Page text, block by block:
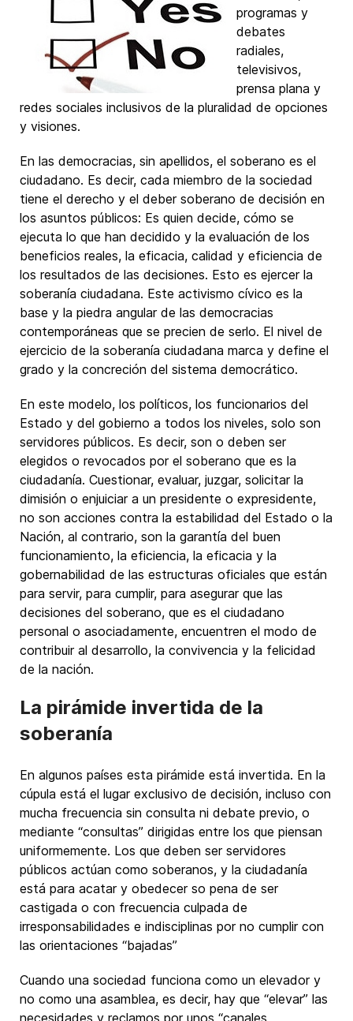
programas y
debates
radiales,
televisivos,
prensa plana y
redes sociales inclusivos de la pluralidad de opciones
y visiones.
En las democracias, sin apellidos, el soberano es el
ciudadano. Es decir, cada miembro de la sociedad
tiene el derecho y el deber soberano de decisión en
los asuntos públicos: Es quien decide, cómo se
ejecuta lo que han decidido y la evaluación de los
beneficios reales, la eficacia, calidad y eficiencia de
los resultados de las decisiones. Esto es ejercer la
soberanía ciudadana. Este activismo cívico es la
base y la piedra angular de las democracias
contemporáneas que se precien de serlo. El nivel de
ejercicio de la soberanía ciudadana marca y define el
grado y la concreción del sistema democrático.
En este modelo, los políticos, los funcionarios del
Estado y del gobierno a todos los niveles, solo son
servidores públicos. Es decir, son o deben ser
elegidos o revocados por el soberano que es la
ciudadanía. Cuestionar, evaluar, juzgar, solicitar la
dimisión o enjuiciar a un presidente o expresidente,
no son acciones contra la estabilidad del Estado o la
Nación, al contrario, son la garantía del buen
funcionamiento, la eficiencia, la eficacia y la
gobernabilidad de las estructuras oficiales que están
para servir, para cumplir, para asegurar que las
decisiones del soberano, que es el ciudadano
personal o asociadamente, encuentren el modo de
contribuir al desarrollo, la convivencia y la felicidad
de la nación.
La pirámide invertida de la
soberanía
En algunos países esta pirámide está invertida. En la
cúpula está el lugar exclusivo de decisión, incluso con
mucha frecuencia sin consulta ni debate previo, o
mediante “consultas” dirigidas entre los que piensan
uniformemente. Los que deben ser servidores
públicos actúan como soberanos, y la ciudadanía
está para acatar y obedecer so pena de ser
castigada o con frecuencia culpada de
irresponsabilidades e indisciplinas por no cumplir con
las orientaciones “bajadas”
Cuando una sociedad funciona como un elevador y
no como una asamblea, es decir, hay que “elevar” las
necesidades y reclamos por unos “canales